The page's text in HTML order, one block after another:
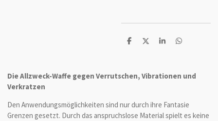
T
e
n
T
e
n
T
e
n
T
e
n
Die Allzweck-Waffe gegen Verrutschen, Vibrationen und
Verkratzen
Den Anwendungsmöglichkeiten sind nur durch ihre Fantasie
Grenzen gesetzt. Durch das anspruchslose Material spielt es keine